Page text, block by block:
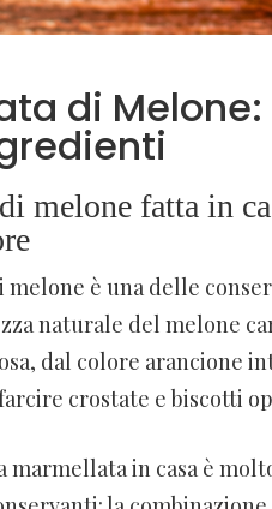
di
melone fatta in
melone è una delle
naturale del melone
dal colore arancione
crostate e biscotti
marmellata in casa è